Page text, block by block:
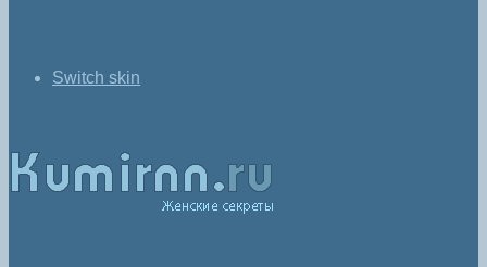
Switch skin